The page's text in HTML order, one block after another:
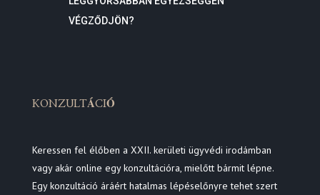
VÉGZŐDJÖN?
KONZULTÁCIÓ
Keressen fel élőben a XXII. kerületi ügyvédi irodámban
vagy akár online egy konzultációra, mielőtt bármit lépne.
Egy konzultáció áráért hatalmas lépéselőnyre tehet szert